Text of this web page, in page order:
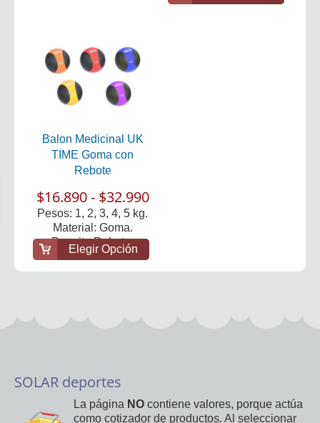
Balon Medicinal UK
TIME Goma con
Rebote
$16.890 - $32.990
Pesos: 1, 2, 3, 4, 5 kg.
Material: Goma.
Permite Rebote.
Elegir Opción
SOLAR deportes
La página NO contiene valores, porque actúa
como cotizador de productos. Al seleccionar